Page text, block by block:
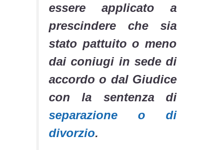
essere applicato a
prescindere che sia
stato pattuito o meno
dai coniugi in sede di
accordo o dal Giudice
con la sentenza di
separazione o di
divorzio.